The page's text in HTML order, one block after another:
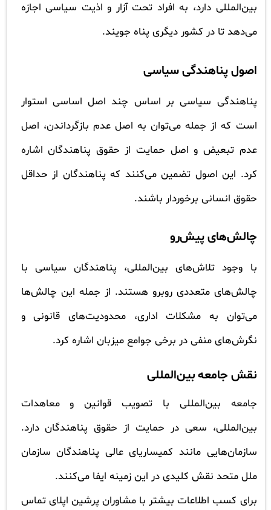
بین‌المللی دارد، به افراد تحت آزار و اذیت سیاسی اجازه
می‌دهد تا در کشور دیگری پناه جویند.
اصول پناهندگی سیاسی
پناهندگی سیاسی بر اساس چند اصل اساسی استوار
است که از جمله می‌توان به اصل عدم بازگرداندن، اصل
عدم تبعیض و اصل حمایت از حقوق پناهندگان اشاره
کرد. این اصول تضمین می‌کنند که پناهندگان از حداقل
حقوق انسانی برخوردار باشند.
چالش‌های پیش‌رو
با وجود تلاش‌های بین‌المللی، پناهندگان سیاسی با
چالش‌های متعددی روبرو هستند. از جمله این چالش‌ها
می‌توان به مشکلات اداری، محدودیت‌های قانونی و
نگرش‌های منفی در برخی جوامع میزبان اشاره کرد.
نقش جامعه بین‌المللی
جامعه بین‌المللی با تصویب قوانین و معاهدات
بین‌المللی، سعی در حمایت از حقوق پناهندگان دارد.
سازمان‌هایی مانند کمیساریای عالی پناهندگان سازمان
ملل متحد نقش کلیدی در این زمینه ایفا می‌کنند.
برای کسب اطلاعات بیشتر با مشاوران پرشین اپلای تماس